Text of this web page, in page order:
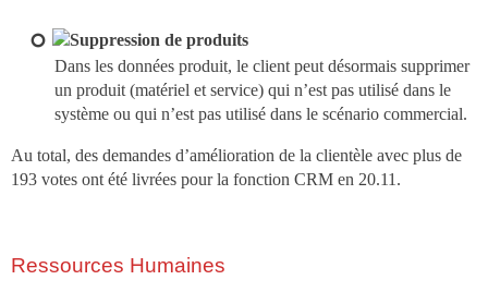
Suppression de produits
Dans les données produit, le client peut désormais supprimer
un produit (matériel et service) qui n’est pas utilisé dans le
système ou qui n’est pas utilisé dans le scénario commercial.
Au total, des demandes d’amélioration de la clientèle avec plus de
193 votes ont été livrées pour la fonction CRM en 20.11.
Ressources Humaines